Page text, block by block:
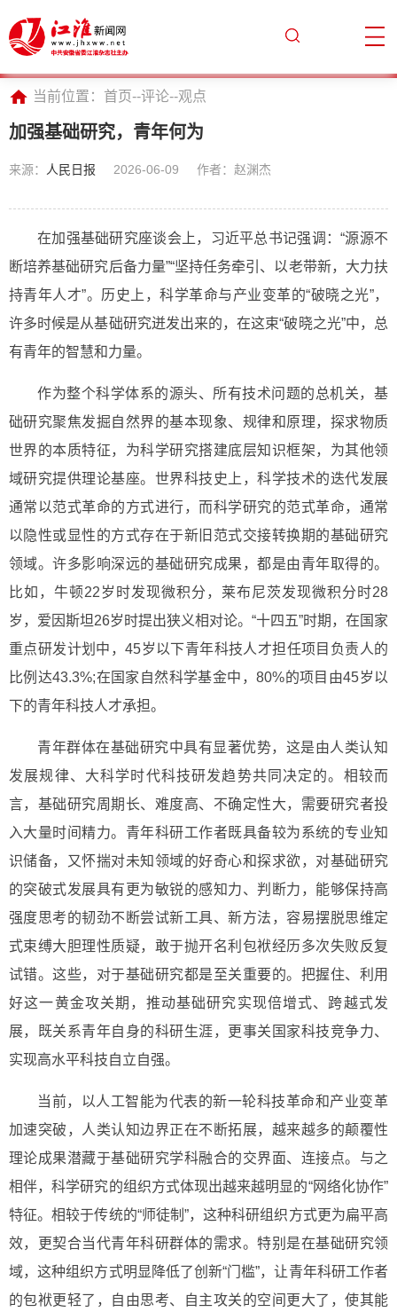
当前位置： 首页--评论--观点
加强基础研究，青年何为
来源： 人民日报 2026-06-09 作者：赵渊杰
在加强基础研究座谈会上，习近平总书记强调：“源源不
断培养基础研究后备力量”“坚持任务牵引、以老带新，大力扶
持青年人才”。历史上，科学革命与产业变革的“破晓之光”，
许多时候是从基础研究迸发出来的，在这束“破晓之光”中，总
有青年的智慧和力量。
作为整个科学体系的源头、所有技术问题的总机关，基
础研究聚焦发掘自然界的基本现象、规律和原理，探求物质
世界的本质特征，为科学研究搭建底层知识框架，为其他领
域研究提供理论基座。世界科技史上，科学技术的迭代发展
通常以范式革命的方式进行，而科学研究的范式革命，通常
以隐性或显性的方式存在于新旧范式交接转换期的基础研究
领域。许多影响深远的基础研究成果，都是由青年取得的。
比如，牛顿22岁时发现微积分，莱布尼茨发现微积分时28
岁，爱因斯坦26岁时提出狭义相对论。“十四五”时期，在国家
重点研发计划中，45岁以下青年科技人才担任项目负责人的
比例达43.3%;在国家自然科学基金中，80%的项目由45岁以
下的青年科技人才承担。
青年群体在基础研究中具有显著优势，这是由人类认知
发展规律、大科学时代科技研发趋势共同决定的。相较而
言，基础研究周期长、难度高、不确定性大，需要研究者投
入大量时间精力。青年科研工作者既具备较为系统的专业知
识储备，又怀揣对未知领域的好奇心和探求欲，对基础研究
的突破式发展具有更为敏锐的感知力、判断力，能够保持高
强度思考的韧劲不断尝试新工具、新方法，容易摆脱思维定
式束缚大胆理性质疑，敢于抛开名利包袱经历多次失败反复
试错。这些，对于基础研究都是至关重要的。把握住、利用
好这一黄金攻关期，推动基础研究实现倍增式、跨越式发
展，既关系青年自身的科研生涯，更事关国家科技竞争力、
实现高水平科技自立自强。
当前，以人工智能为代表的新一轮科技革命和产业变革
加速突破，人类认知边界正在不断拓展，越来越多的颠覆性
理论成果潜藏于基础研究学科融合的交界面、连接点。与之
相伴，科学研究的组织方式体现出越来越明显的“网络化协作”
特征。相较于传统的“师徒制”，这种科研组织方式更为扁平高
效，更契合当代青年科研群体的需求。特别是在基础研究领
域，这种组织方式明显降低了创新“门槛”，让青年科研工作者
的包袱更轻了，自由思考、自主攻关的空间更大了，使其能